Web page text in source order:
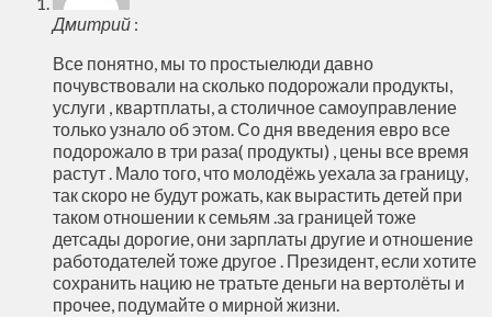
Дмитрий :
Все понятно, мы то простыелюди давно
почувствовали на сколько подорожали продукты,
услуги , квартплаты, а столичное самоуправление
только узнало об этом. Со дня введения евро все
подорожало в три раза( продукты) , цены все время
растут . Мало того, что молодёжь уехала за границу,
так скоро не будут рожать, как вырастить детей при
таком отношении к семьям .за границей тоже
детсады дорогие, они зарплаты другие и отношение
работодателей тоже другое . Президент, если хотите
сохранить нацию не тратьте деньги на вертолёты и
прочее, подумайте о мирной жизни.